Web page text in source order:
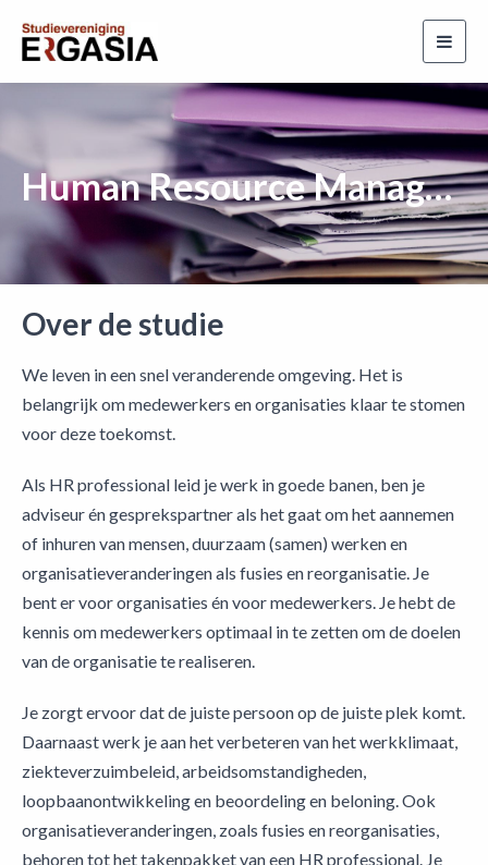
Human Resource Management
Over de studie
We leven in een snel veranderende omgeving. Het is
belangrijk om medewerkers en organisaties klaar te stomen
voor deze toekomst.
Als HR professional leid je werk in goede banen, ben je
adviseur én gesprekspartner als het gaat om het aannemen
of inhuren van mensen, duurzaam (samen) werken en
organisatieveranderingen als fusies en reorganisatie. Je
bent er voor organisaties én voor medewerkers. Je hebt de
kennis om medewerkers optimaal in te zetten om de doelen
van de organisatie te realiseren.
Je zorgt ervoor dat de juiste persoon op de juiste plek komt.
Daarnaast werk je aan het verbeteren van het werkklimaat,
ziekteverzuimbeleid, arbeidsomstandigheden,
loopbaanontwikkeling en beoordeling en beloning. Ook
organisatieveranderingen, zoals fusies en reorganisaties,
behoren tot het takenpakket van een HR professional. Je